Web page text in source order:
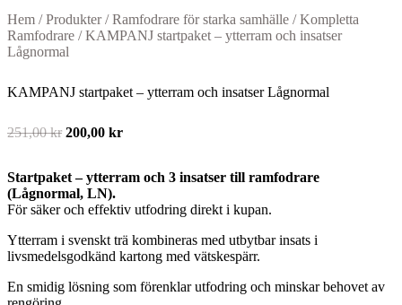
Hem /Produkter/Ramfodrare för starka samhälle /Kompletta
Ramfodrare /KAMPANJ startpaket – ytterram och insatser
Lågnormal
KAMPANJ startpaket – ytterram och insatser Lågnormal
251,00kr Det
var:
251,00 kr.
200,00 krDet
är:
Startpaket – ytterram och 3 insatser till ramfodrare
(Lågnormal, LN).
För säker och effektiv utfodring direkt i kupan.
Ytterram i svenskt trä kombineras med utbytbar insats i
livsmedelsgodkänd kartong med vätskespärr.
En smidig lösning som förenklar utfodring och minskar behovet av